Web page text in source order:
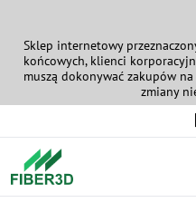
Sklep internetowy
końcowych, klienci
muszą dokonywać zakupów
zmiany